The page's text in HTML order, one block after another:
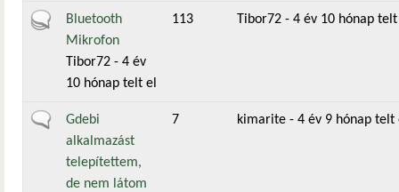
Aktív témaBluetooth
Mikrofon
Tibor72 - 4 év
10 hónap telt el
113 Tibor72 - 4 év 10 hónap
Általános téma
Gdebi
alkalmazást
telepítettem,
de nem látom
7 kimarite - 4 év 9 hónap telt